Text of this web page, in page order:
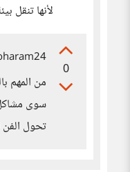
لأنها تنقل
0
من المهم
سوى
تحول